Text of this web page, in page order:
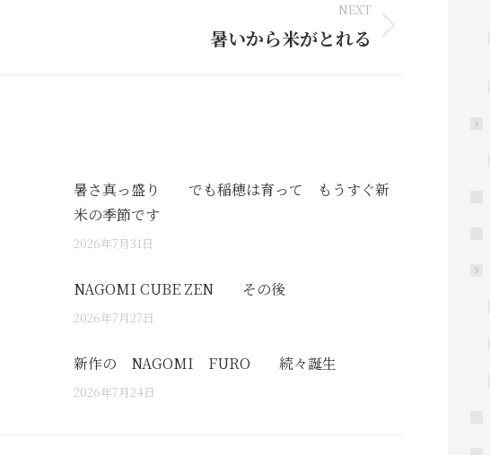
NEXT
暑いから米がとれる
暑さ真っ盛り でも稲穂は育って もうすぐ新
米の季節です
2026年7月31日
NAGOMI CUBE ZEN その後
2026年7月27日
新作の NAGOMI FURO 続々誕生
2026年7月24日